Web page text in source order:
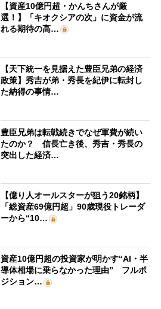
【資産10億円超・かんちさんが厳
選！】「キオクシアの次」に資金が流
れる期待の高…
【天下統一を見据えた豊臣兄弟の経済
政策】秀吉が弟・秀長を紀伊に転封し
た納得の事情…
豊臣兄弟は転戦続きでなぜ軍費が続い
たのか？ 信長亡き後、秀吉・秀長の
突出した経済…
【億り人オールスターが狙う20銘柄】
「総資産69億円超」90歳現役トレーダ
ーから“10…
資産10億円超の投資家が明かす“AI・半
導体相場に乗らなかった理由” フルポ
ジション…